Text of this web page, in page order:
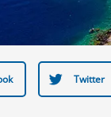
Twitter